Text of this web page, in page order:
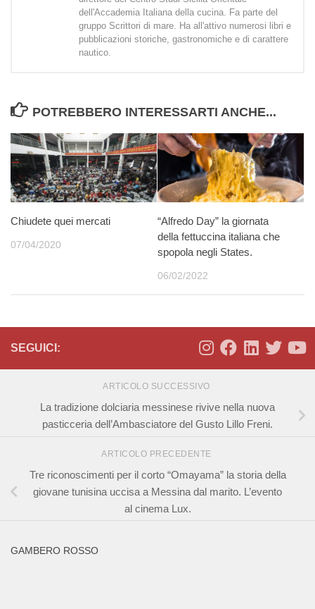
dell'Accademia Italiana della cucina. Fa parte del
gruppo Scrittori di mare. Ha all'attivo numerosi libri e
pubblicazioni storiche, gastronomiche e di carattere
nautico.
POTREBBERO INTERESSARTI ANCHE...
Chiudete quei mercati
07/04/2020
“Alfredo Day” la giornata
della fettuccina italiana che
spopola negli States.
06/02/2022
SEGUICI:
ARTICOLO SUCCESSIVO
La tradizione dolciaria messinese rivive nella nuova
pasticceria dell’Ambasciatore del Gusto Lillo Freni.
ARTICOLO PRECEDENTE
Tre riconoscimenti per il corto “Omayama” la storia della
giovane tunisina uccisa a Messina dal marito. L’evento
al cinema Lux.
GAMBERO ROSSO